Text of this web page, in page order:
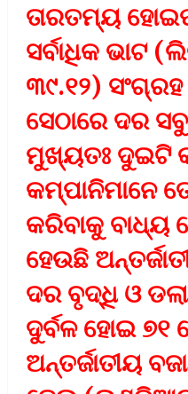
ତାରତମ୍ୟ
ସର୍ବାଧିକ ଭାଟ
୩୯.୧୨)
ସେଠାରେ ଦର
ମୁଖ୍ୟତଃ ଦୁଇଟି
କମ୍ପାନିମାନେ
କରିବାକୁ ବାଧ୍ୟ
ହେଉଛି
ଦର ବୃଦ୍ଧି ଓ
ଦୁର୍ବଳ ହୋଇ ୭୧
ଅନ୍ତର୍ଜାତୀୟ